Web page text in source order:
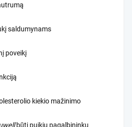
saldumynams
poveikį
kiekio mažinimo
būti puikiu pagalbininku